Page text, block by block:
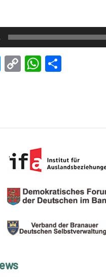
Messenger
CopyWhatsApp